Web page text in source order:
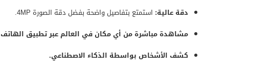
دقة عالية: استمتع بتفاصيل واضحة بفضل دقة الصورة 4MP.
مشاهدة مباشرة من أي مكان في العالم عبر تطبيق الهاتف EZVIZ.
كشف الأشخاص بواسطة الذكاء الاصطناعي.